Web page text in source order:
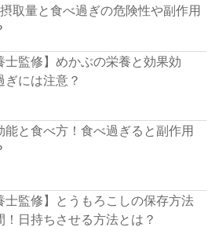
取量と食べ過ぎの危険性や副作用
士監修】めかぶの栄養と効果効
ぎには注意？
能と食べ方！食べ過ぎると副作用
士監修】とうもろこしの保存方法
！日持ちさせる方法とは？